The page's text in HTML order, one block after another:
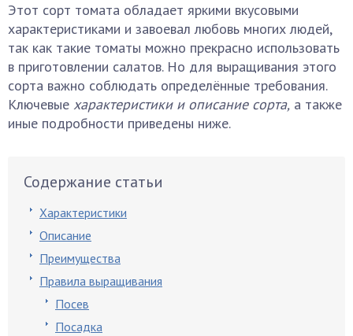
Этот сорт томата обладает яркими вкусовыми
характеристиками и завоевал любовь многих людей,
так как такие томаты можно прекрасно использовать
в приготовлении салатов. Но для выращивания этого
сорта важно соблюдать определённые требования.
Ключевые характеристики и описание сорта, а также
иные подробности приведены ниже.
Содержание статьи
Характеристики
Описание
Преимущества
Правила выращивания
Посев
Посадка